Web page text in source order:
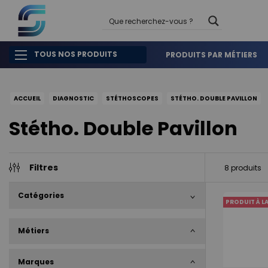
TOUS NOS PRODUITS PRODUITS PAR MÉTIERS
ACCUEIL DIAGNOSTIC STÉTHOSCOPES STÉTHO. DOUBLE PAVILLON
Stétho. Double Pavillon
Filtres 8 produits
Catégories
Métiers
Marques
PRODUIT À